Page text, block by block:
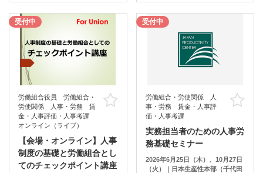
受付中
労働組合役員 労働組合・
労使関係 人事・労務 賃
金・人事評価・人事考課
オンライン（ライブ）
お気に入り
【会場・オンライン】人事
制度の基礎と労働組合とし
てのチェックポイント講座
受付中
労働組合・労使関係 人
事・労務 賃金・人事評
価・人事考課
実務担当者のための人事労
務基礎セミナー
2026年6月25日（木）、10月27日
（火）｜日本生産性本部（千代田